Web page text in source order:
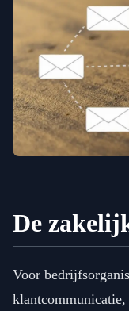
De
Voor